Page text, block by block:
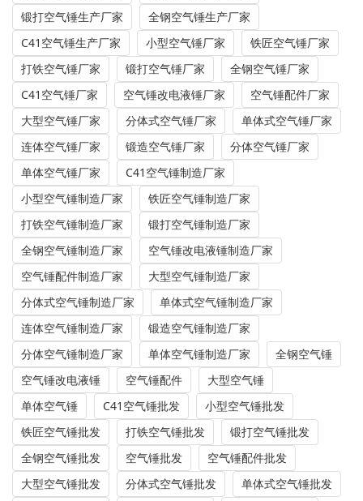
锻打空气锤生产厂家
全钢空气锤生产厂家
C41空气锤生产厂家
小型空气锤厂家
铁匠空气锤厂家
打铁空气锤厂家
锻打空气锤厂家
全钢空气锤厂家
C41空气锤厂家
空气锤改电液锤厂家
空气锤配件厂家
大型空气锤厂家
分体式空气锤厂家
单体式空气锤厂家
连体空气锤厂家
锻造空气锤厂家
分体空气锤厂家
单体空气锤厂家
C41空气锤制造厂家
小型空气锤制造厂家
铁匠空气锤制造厂家
打铁空气锤制造厂家
锻打空气锤制造厂家
全钢空气锤制造厂家
空气锤改电液锤制造厂家
空气锤配件制造厂家
大型空气锤制造厂家
分体式空气锤制造厂家
单体式空气锤制造厂家
连体空气锤制造厂家
锻造空气锤制造厂家
分体空气锤制造厂家
单体空气锤制造厂家
全钢空气锤
空气锤改电液锤
空气锤配件
大型空气锤
单体空气锤
C41空气锤批发
小型空气锤批发
铁匠空气锤批发
打铁空气锤批发
锻打空气锤批发
全钢空气锤批发
空气锤批发
空气锤配件批发
大型空气锤批发
分体式空气锤批发
单体式空气锤批发